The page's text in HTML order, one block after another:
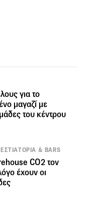
για το
μαγαζί με
του κέντρου
& BARS
CO2 τον
έχουν οι